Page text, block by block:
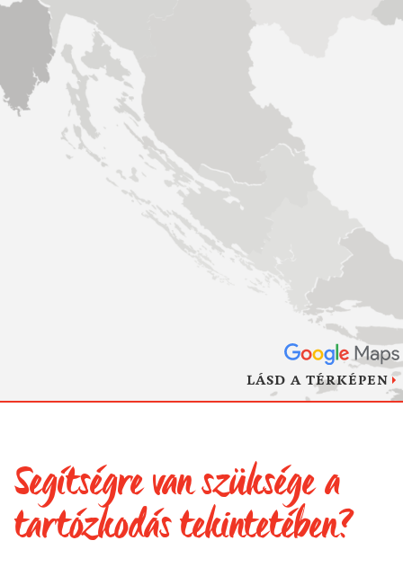
LÁSD A TÉRKÉPEN
Segítségre van szüksége a
tartózkodás tekintetében?